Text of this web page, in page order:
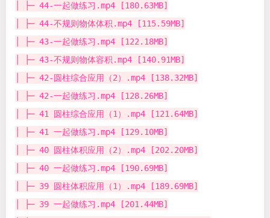
│ ├─ 44-一起做练习.mp4 [180.63MB]
│ ├─ 44-不规则物体体积.mp4 [115.59MB]
│ ├─ 43-一起做练习.mp4 [122.18MB]
│ ├─ 43-不规则物体容积.mp4 [140.91MB]
│ ├─ 42-圆柱综合应用（2）.mp4 [138.32MB]
│ ├─ 42-一起做练习.mp4 [128.26MB]
│ ├─ 41 圆柱综合应用（1）.mp4 [121.64MB]
│ ├─ 41 一起做练习.mp4 [129.10MB]
│ ├─ 40 圆柱体积应用（2）.mp4 [202.20MB]
│ ├─ 40 一起做练习.mp4 [190.69MB]
│ ├─ 39 圆柱体积应用（1）.mp4 [189.69MB]
│ ├─ 39 一起做练习.mp4 [201.44MB]